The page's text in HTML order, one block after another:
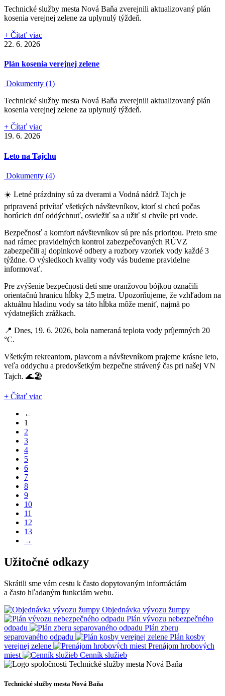
Technické služby mesta Nová Baňa zverejnili aktualizovaný plán
kosenia verejnej zelene za uplynulý týždeň.
+ Čítať viac
22. 6. 2026
Plán kosenia verejnej zelene
Dokumenty (1)
Technické služby mesta Nová Baňa zverejnili aktualizovaný plán
kosenia verejnej zelene za uplynulý týždeň.
+ Čítať viac
19. 6. 2026
Leto na Tajchu
Dokumenty (4)
☀️ Letné prázdniny sú za dverami a Vodná nádrž Tajch je
pripravená privítať všetkých návštevníkov, ktorí si chcú počas
horúcich dní oddýchnuť, osviežiť sa a užiť si chvíle pri vode.
Bezpečnosť a komfort návštevníkov sú pre nás prioritou. Preto sme
nad rámec pravidelných kontrol zabezpečovaných RÚVZ
zabezpečili aj doplnkové odbery a rozbory vzoriek vody každé 3
týždne. O výsledkoch kvality vody vás budeme pravidelne
informovať.
Pre zvýšenie bezpečnosti detí sme oranžovou bójkou označili
orientačnú hranicu hĺbky 2,5 metra. Upozorňujeme, že vzhľadom na
aktuálnu hladinu vody sa táto hĺbka môže meniť, najmä po
výdatnejších zrážkach.
📍 Dnes, 19. 6. 2026, bola nameraná teplota vody príjemných 20
°C.
Všetkým rekreantom, plavcom a návštevníkom prajeme krásne leto,
veľa oddychu a predovšetkým bezpečne strávený čas pri našej VN
Tajch. 🌊🏖️
+ Čítať viac
←
1
2
3
4
5
6
7
8
9
10
11
12
13
→
Užitočné odkazy
Skrátili sme vám cestu k často dopytovaným informáciám
a často hľadaným funkciám webu.
Objednávka vývozu žumpy
Plán vývozu nebezpečného
odpadu
Plán zberu
separovaného odpadu
Plán kosby
verejnej zelene
Prenájom hrobových
miest
Cenník služieb
Technické služby mesta Nová Baňa